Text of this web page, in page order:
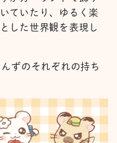
ていたり、ゆるく楽
した世界観を表現し
ずのそれぞれの持ち